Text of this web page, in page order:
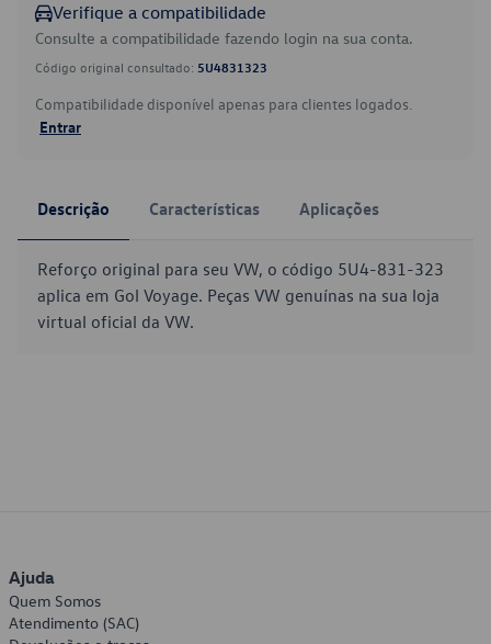
Verifique a compatibilidade
Consulte a compatibilidade fazendo login na sua conta.
Código original consultado: 5U4831323
Compatibilidade disponível apenas para clientes logados.
Entrar
Descrição Características Aplicações
Reforço original para seu VW, o código 5U4-831-323
aplica em Gol Voyage. Peças VW genuínas na sua loja
virtual oficial da VW.
Ajuda
Quem Somos
Atendimento (SAC)